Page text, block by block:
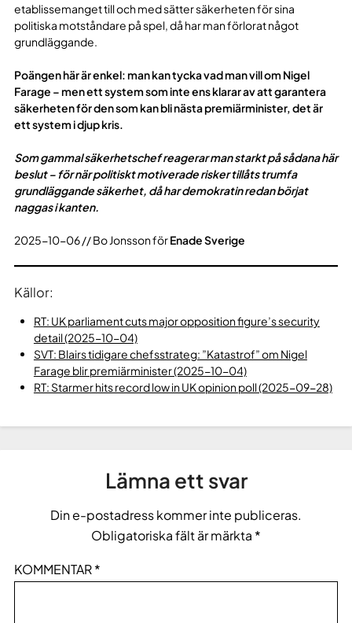
etablissemanget till och med sätter säkerheten för sina
politiska motståndare på spel, då har man förlorat något
grundläggande.
Poängen här är enkel: man kan tycka vad man vill om Nigel
Farage – men ett system som inte ens klarar av att garantera
säkerheten för den som kan bli nästa premiärminister, det är
ett system i djup kris.
Som gammal säkerhetschef reagerar man starkt på sådana här
beslut – för när politiskt motiverade risker tillåts trumfa
grundläggande säkerhet, då har demokratin redan börjat
naggas i kanten.
2025-10-06 // Bo Jonsson förEnade Sverige
Källor:
RT: UK parliament cuts major opposition figure’s security
detail (2025-10-04)
SVT: Blairs tidigare chefsstrateg: ”Katastrof” om Nigel
Farage blir premiärminister (2025-10-04)
RT: Starmer hits record low in UK opinion poll (2025-09-28)
Lämna ett svar
Din e-postadress kommer inte publiceras.
Obligatoriska fält är märkta *
KOMMENTAR*